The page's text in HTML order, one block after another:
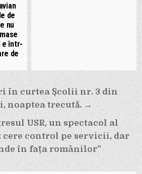
de
nu
e într-
de
în curtea Școlii nr. 3 din
noaptea trecută. →
USR, un spectacol al
control pe servicii, dar
în fața românilor”